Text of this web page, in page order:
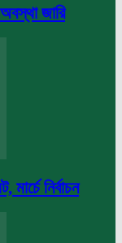
জারি
মার্চে নির্বাচন